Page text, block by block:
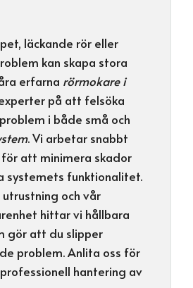
läckande rör eller
kan skapa stora
erfarna rörmokare i
på att felsöka
i både små och
. Vi arbetar snabbt
att minimera skador
systemets funktionalitet.
och vår
hittar vi hållbara
gör att du slipper
problem. Anlita oss för
hantering av